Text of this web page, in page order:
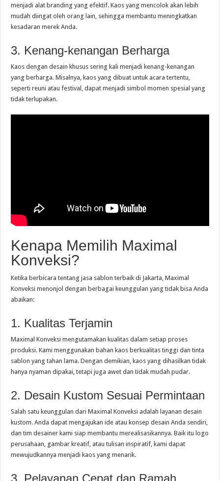
menjadi alat branding yang efektif. Kaos yang mencolok akan lebih
mudah diingat oleh orang lain, sehingga membantu meningkatkan
kesadaran merek Anda.
3. Kenang-kenangan Berharga
Kaos dengan desain khusus sering kali menjadi kenang-kenangan
yang berharga. Misalnya, kaos yang dibuat untuk acara tertentu,
seperti reuni atau festival, dapat menjadi simbol momen spesial yang
tidak terlupakan.
Kenapa Memilih Maximal
Konveksi?
Ketika berbicara tentang jasa sablon terbaik di Jakarta, Maximal
Konveksi menonjol dengan berbagai keunggulan yang tidak bisa Anda
abaikan:
1. Kualitas Terjamin
Maximal Konveksi mengutamakan kualitas dalam setiap proses
produksi. Kami menggunakan bahan kaos berkualitas tinggi dan tinta
sablon yang tahan lama. Dengan demikian, kaos yang dihasilkan tidak
hanya nyaman dipakai, tetapi juga awet dan tidak mudah pudar.
2. Desain Kustom Sesuai Permintaan
Salah satu keunggulan dari Maximal Konveksi adalah layanan desain
kustom. Anda dapat mengajukan ide atau konsep desain Anda sendiri,
dan tim desainer kami siap membantu merealisasikannya. Baik itu logo
perusahaan, gambar kreatif, atau tulisan inspiratif, kami dapat
mewujudkannya menjadi kaos yang menarik.